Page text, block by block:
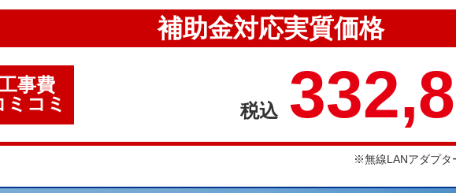
補助金対応実質価格
事費
ミコミ
税込
※無線LANアダプタ